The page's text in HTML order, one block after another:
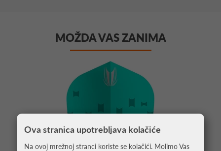
MOŽDA VAS ZANIMA
Ova stranica upotrebljava kolačiće
Na ovoj mrežnoj stranci koriste se kolačići. Molimo Vas